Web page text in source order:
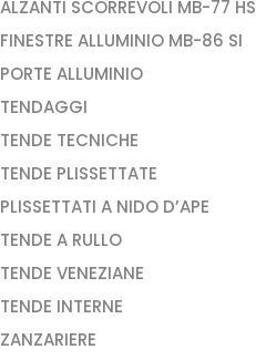
ALZANTI SCORREVOLI MB-77 HS
FINESTRE ALLUMINIO MB-86 SI
PORTE ALLUMINIO
TENDAGGI
TENDE TECNICHE
TENDE PLISSETTATE
PLISSETTATI A NIDO D’APE
TENDE A RULLO
TENDE VENEZIANE
TENDE INTERNE
ZANZARIERE